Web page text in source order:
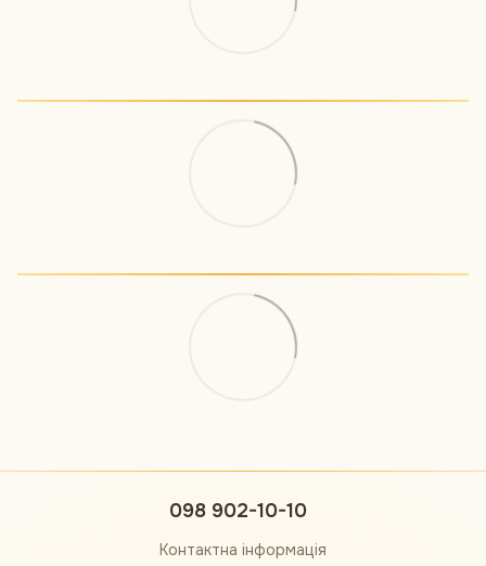
098 902-10-10
Контактна інформація